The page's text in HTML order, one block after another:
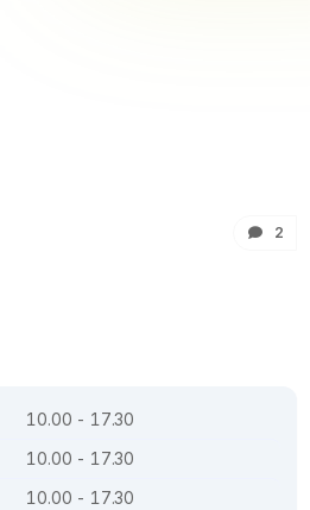
2
10.00 - 17.30
10.00 - 17.30
10.00 - 17.30